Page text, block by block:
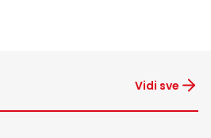
Vidi sve